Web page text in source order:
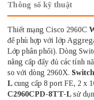
Thông số kỹ thuật
Thiết mạng Cisco 2960C
để phù hợp với lớp
Lớp phân phối). Dòng
nâng cấp đẩy đủ các tính
so với dòng 2960X.
Lcung cấp 8 port FE, 2 x
C2960CPD-8TT-Lsử